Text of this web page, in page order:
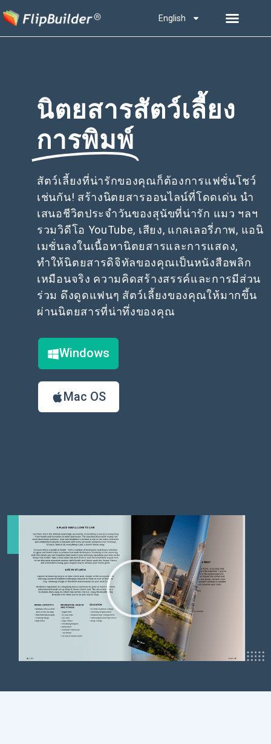
English
นิตยสารสัตว์เลี้ยง
การพิมพ์
สัตว์เลี้ยงที่น่ารักของคุณก็ต้องการแฟชั่นโชว์
เช่นกัน! สร้างนิตยสารออนไลน์ที่โดดเด่น นำ
เสนอชีวิตประจำวันของสุนัขที่น่ารัก แมว ฯลฯ
รวมวิดีโอ YouTube, เสียง, แกลเลอรี่ภาพ, แอนิ
เมชั่นลงในเนื้อหานิตยสารและการแสดง,
ทำให้นิตยสารดิจิทัลของคุณเป็นหนังสือพลิก
เหมือนจริง ความคิดสร้างสรรค์และการมีส่วน
ร่วม ดึงดูดแฟนๆ สัตว์เลี้ยงของคุณให้มากขึ้น
ผ่านนิตยสารที่น่าทึ่งของคุณ
Windows
Mac OS